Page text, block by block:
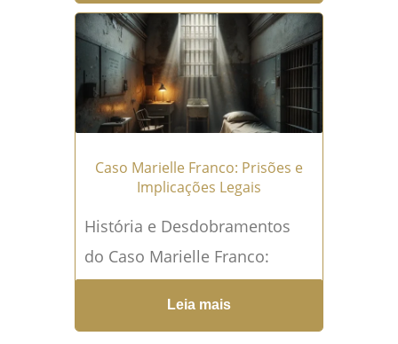
concursos é um direito
fundamental dos candidatos
que se sentem prejudicados
ou injustiçados... Leia mais →
Caso Marielle Franco: Prisões e
Implicações Legais
História e Desdobramentos
do Caso Marielle Franco:
Crimes e Possíveis Penas dos
Envolvidos...Leia mais →
Leia mais